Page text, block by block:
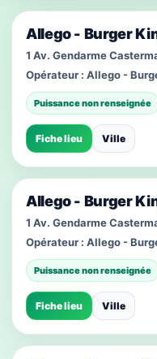
Allego - Burger
1 Av. Gendarme
Opérateur : Allego -
Puissance non renseignée
Fiche lieu Ville
Allego - Burger
1 Av. Gendarme
Opérateur : Allego -
Puissance non renseignée
Fiche lieu Ville